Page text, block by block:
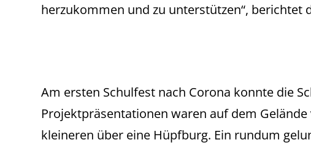
herzukommen und zu unterstützen“, berichtet
Am ersten Schulfest nach Corona konnte die
Projektpräsentationen waren auf dem
kleineren über eine Hüpfburg. Ein rundum